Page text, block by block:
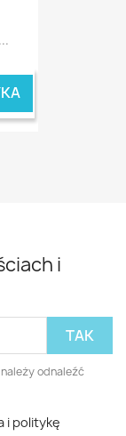
i
odnaleźć
i politykę